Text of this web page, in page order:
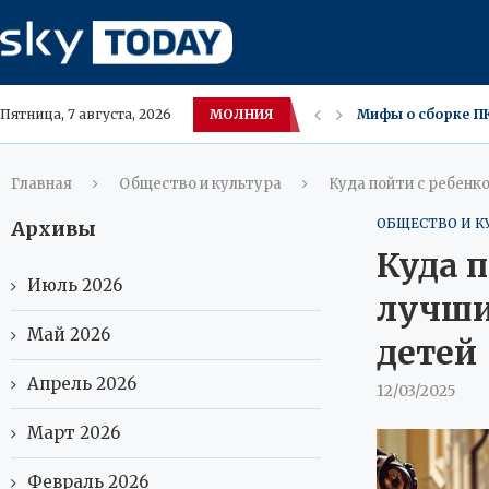
Пятница, 7 августа, 2026 МОЛНИЯ Мифы о сборке
Новый iPhone
В Амурской
Москва ожидает
Московские
Саванна и
Югра меняет
В ХМАО засняли
Главная Общество и культура Куда пойти с
ОБЩЕСТВО И
Куда
детей
12/03/2025
Архивы
Июль 2026
Май 2026
Апрель 2026
Март 2026
Февраль 2026